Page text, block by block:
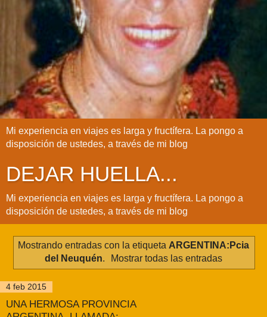
Mi experiencia en viajes es larga y fructífera. La pongo a
disposición de ustedes, a través de mi blog
DEJAR HUELLA...
Mi experiencia en viajes es larga y fructífera. La pongo a
disposición de ustedes, a través de mi blog
Mostrando entradas con la etiqueta ARGENTINA:Pcia
del Neuquén. Mostrar todas las entradas
4 feb 2015
UNA HERMOSA PROVINCIA